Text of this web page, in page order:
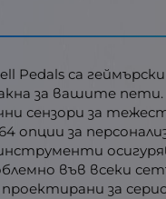
Pedals са
за вашите
сензори за
опции за
инструменти
във всеки
проектирани за